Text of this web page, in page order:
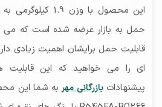
این محصول با وزن
حمل به بازار عرضه شده است که می
قابلیت حمل برایشان اهمیت زیادی
ای را می خواهید که این قابلیت
پیشنهاداتبازرگانی مهر